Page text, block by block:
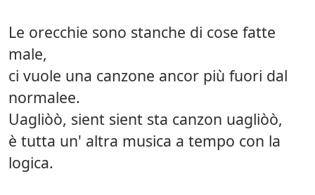
Le orecchie sono stanche di cose fatte
male,
ci vuole una canzone ancor più fuori dal
normalee.
Uagliòò, sient sient sta canzon uagliòò,
è tutta un' altra musica a tempo con la
logica.